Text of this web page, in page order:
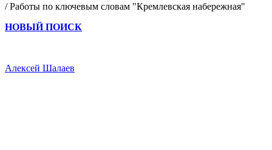
/ Работы по ключевым словам "Кремлевская набережная"
НОВЫЙ ПОИСК
Алексей Шалаев